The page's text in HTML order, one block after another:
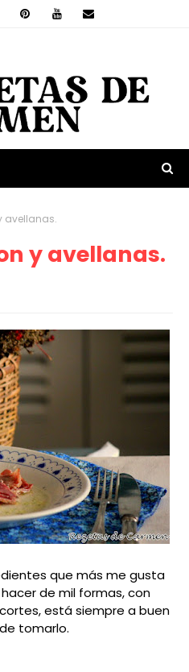
avellanas.
y avellanas.
que más me gusta
de mil formas, con
está siempre a buen
tomarlo.